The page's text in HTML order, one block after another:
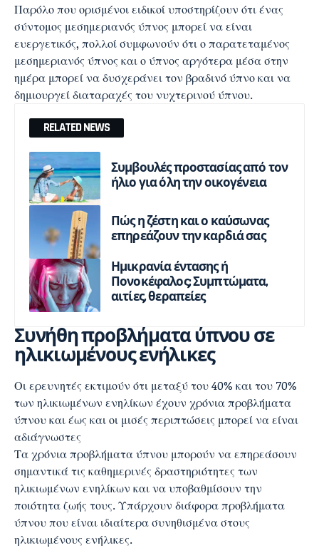
Παρόλο που ορισμένοι ειδικοί υποστηρίζουν ότι ένας
σύντομος μεσημεριανός ύπνος μπορεί να είναι
ευεργετικός, πολλοί συμφωνούν ότι ο παρατεταμένος
μεσημεριανός ύπνος και ο ύπνος αργότερα μέσα στην
ημέρα μπορεί να δυσχεράνει τον βραδινό ύπνο και να
δημιουργεί διαταραχές του νυχτερινού ύπνου.
RELATED NEWS
Συμβουλές προστασίας από τον
ήλιο για όλη την οικογένεια
Πώς η ζέστη και ο καύσωνας
επηρεάζουν την καρδιά σας
Ημικρανία έντασης ή
Πονοκέφαλος; Συμπτώματα,
αιτίες, θεραπείες
Συνήθη προβλήματα ύπνου σε
ηλικιωμένους ενήλικες
Οι ερευνητές εκτιμούν ότι μεταξύ του 40% και του 70%
των ηλικιωμένων ενηλίκων έχουν χρόνια προβλήματα
ύπνου και έως και οι μισές περιπτώσεις μπορεί να είναι
αδιάγνωστες
Τα χρόνια προβλήματα ύπνου μπορούν να επηρεάσουν
σημαντικά τις καθημερινές δραστηριότητες των
ηλικιωμένων ενηλίκων και να υποβαθμίσουν την
ποιότητα ζωής τους. Υπάρχουν διάφορα προβλήματα
ύπνου που είναι ιδιαίτερα συνηθισμένα στους
ηλικιωμένους ενήλικες.